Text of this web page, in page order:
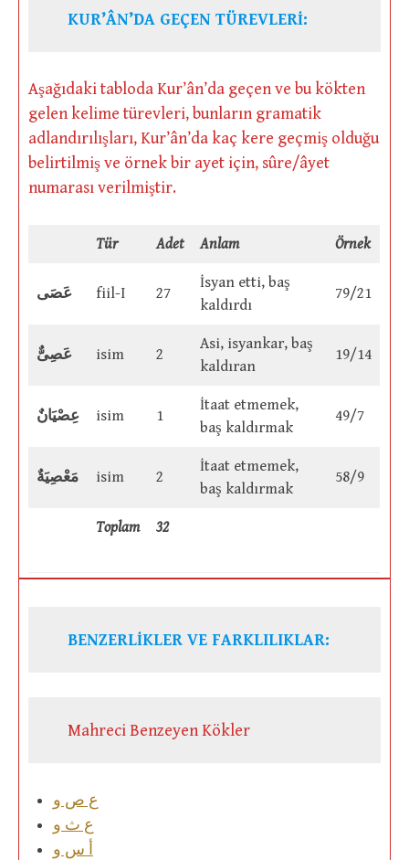
KUR’ÂN’DA GEÇEN TÜREVLERİ:
Aşağıdaki tabloda Kur’ân’da geçen ve bu kökten
gelen kelime türevleri, bunların gramatik
adlandırılışları, Kur’ân’da kaç kere geçmiş olduğu
belirtilmiş ve örnek bir ayet için, sûre/âyet
numarası verilmiştir.
Tür Adet Anlam Örnek
عَصَى fiil-I 27
İsyan etti, baş
kaldırdı
79/21
عَصِىٌّ isim 2
Asi, isyankar, baş
kaldıran
19/14
عِصْيَانٌ isim 1
İtaat etmemek,
baş kaldırmak
49/7
مَعْصِيَةٌ isim 2
İtaat etmemek,
baş kaldırmak
58/9
Toplam 32
BENZERLİKLER VE FARKLILIKLAR:
Mahreci Benzeyen Kökler
ع ص و
ع ث و
أ س و